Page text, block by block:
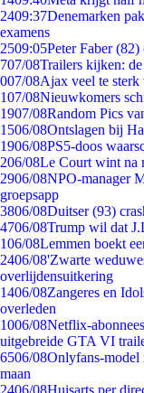
2409:37Denemarken
examens
2509:05Peter Faber (82)
707/08Trailers kijken:
007/08Ajax veel te sterk
107/08Nieuwkomers
1907/08Random Pics
1506/08Ontslagen bij
1906/08PS5-doos
206/08Le Court wint na
2906/08NPO-manager
groepsapp
3806/08Duitser (93)
4706/08Trump wil dat
106/08Lemmen boekt
2406/08'Zwarte
overlijdensuitkering
1406/08Zangeres en
overleden
1006/08Netflix-
uitgebreide GTA VI
6506/08Onlyfans-model
maan
2406/08Huisarts per